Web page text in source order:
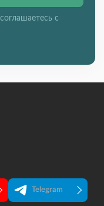
с
Telegram